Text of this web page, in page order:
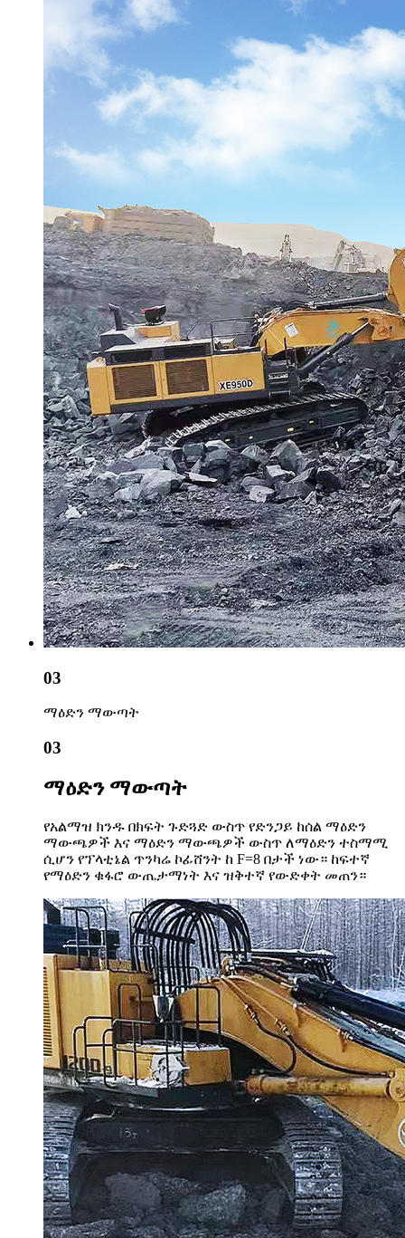
03
ማዕድን ማውጣት
03
ማዕድን ማውጣት
የአልማዝ ክንዱ በክፍት ጉድጓድ ውስጥ የድንጋይ ከሰል ማዕድን
ማውጫዎች እና ማዕድን ማውጫዎች ውስጥ ለማዕድን ተስማሚ
ሲሆን የፕላቲኔል ጥንካሬ ኮፊሸንት ከ F=8 በታች ነው። ከፍተኛ
የማዕድን ቁፋሮ ውጤታማነት እና ዝቅተኛ የውድቀት መጠን።